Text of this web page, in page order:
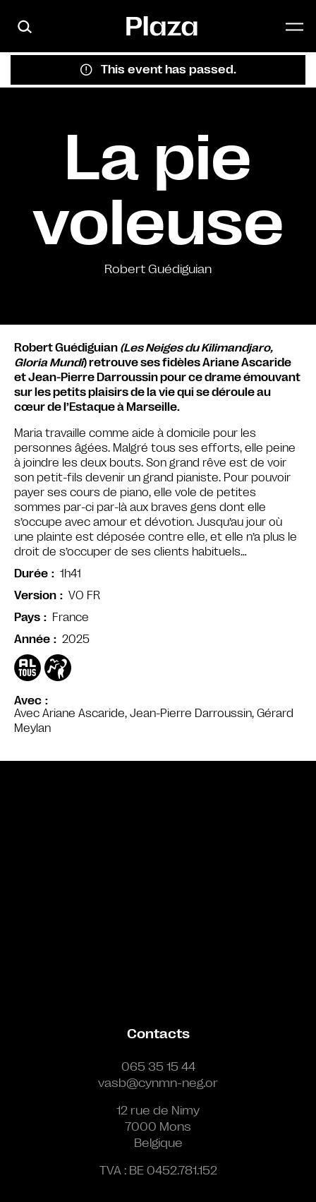
This event has passed.
La pie
voleuse
Robert Guédiguian
Avec
Avec Ariane Ascaride, Jean-Pierre Darroussin, Gérard
Meylan
Robert Guédiguian (Les Neiges du Kilimandjaro,
Gloria Mundi) retrouve ses fidèles Ariane Ascaride
et Jean-Pierre Darroussin pour ce drame émouvant
sur les petits plaisirs de la vie qui se déroule au
cœur de l’Estaque à Marseille.
Maria travaille comme aide à domicile pour les
personnes âgées. Malgré tous ses efforts, elle peine
à joindre les deux bouts. Son grand rêve est de voir
son petit-fils devenir un grand pianiste. Pour pouvoir
payer ses cours de piano, elle vole de petites
sommes par-ci par-là aux braves gens dont elle
s’occupe avec amour et dévotion. Jusqu’au jour où
une plainte est déposée contre elle, et elle n’a plus le
droit de s’occuper de ses clients habituels…
Durée
1h41
Version
VO FR
Pays
France
Année
2025
Contacts
065 35 15 44
vasb@cynmn-neg.or
12 rue de Nimy
7000 Mons
Belgique
TVA : BE 0452.781.152